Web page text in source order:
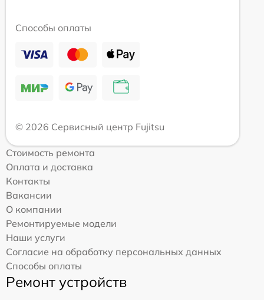
Способы оплаты
© 2026 Сервисный центр Fujitsu
Стоимость ремонта
Оплата и доставка
Контакты
Вакансии
О компании
Ремонтируемые модели
Наши услуги
Согласие на обработку персональных данных
Способы оплаты
Ремонт устройств